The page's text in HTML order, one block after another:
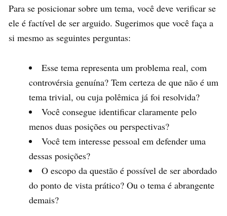
Para se posicionar sobre um tema, você deve verificar se
ele é factível de ser arguido. Sugerimos que você faça a
si mesmo as seguintes perguntas:
Esse tema representa um problema real, com
controvérsia genuína? Tem certeza de que não é um
tema trivial, ou cuja polêmica já foi resolvida?
Você consegue identificar claramente pelo
menos duas posições ou perspectivas?
Você tem interesse pessoal em defender uma
dessas posições?
O escopo da questão é possível de ser abordado
do ponto de vista prático? Ou o tema é abrangente
demais?